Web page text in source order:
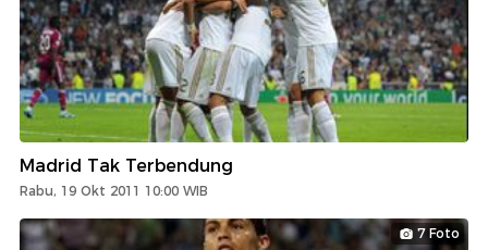
Madrid Tak Terbendung
Rabu, 19 Okt 2011 10:00 WIB
7 Foto